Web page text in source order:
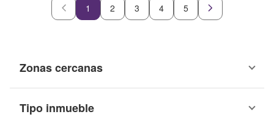
1 2 3 4 5
Zonas cercanas
Tipo inmueble